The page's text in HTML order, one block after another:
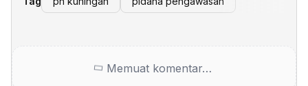
Memuat komentar…